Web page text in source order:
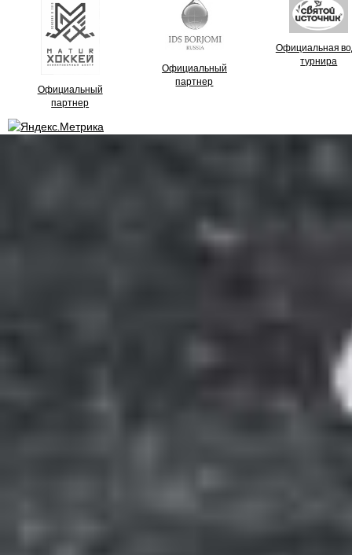
Официальный
партнер
Официальный
партнер
Официальная
турнира